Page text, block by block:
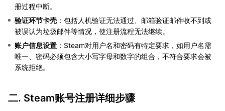
册过程中断。
验证环节卡壳 ：包括人机验证无法通过、邮箱验证邮件收不到或
被误认为垃圾邮件等情况，使注册流程无法继续。
账户信息设置 ：Steam对用户名和密码有特定要求，如用户名需
唯一、密码必须包含大小写字母和数字的组合，不符合要求会被
系统拒绝。
二. Steam账号注册详细步骤